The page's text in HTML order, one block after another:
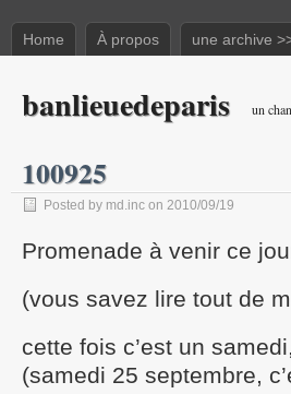
Home À propos une archive
banlieuedeparis un
100925
Posted by md.inc on 2010/09/19
Promenade à venir ce
(vous savez lire tout de
cette fois c’est un samedi,
(samedi 25 septembre,